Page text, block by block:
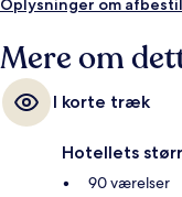
Oplysninger om
Mere om
I korte træk
Hotellets
90 værelser